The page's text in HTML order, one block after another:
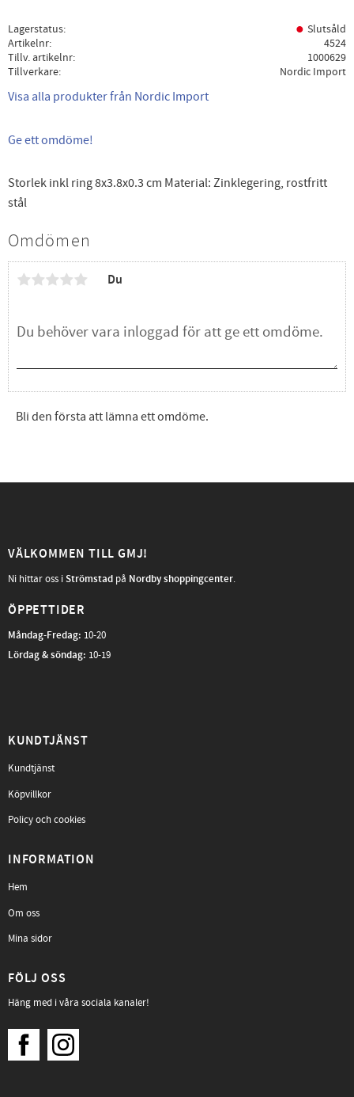
Lagerstatus
Slutsåld
Artikelnr
4524
Tillv. artikelnr
1000629
Tillverkare
Nordic Import
Visa alla produkter från Nordic Import
Ge ett omdöme!
Storlek inkl ring 8x3.8x0.3 cm Material: Zinklegering, rostfritt
stål
Omdömen
Du
Bli den första att lämna ett omdöme.
VÄLKOMMEN TILL GMJ!
Ni hittar oss iStrömstad på Nordby shoppingcenter.
ÖPPETTIDER
Måndag-Fredag: 10-20
Lördag & söndag: 10-19
KUNDTJÄNST
Kundtjänst
Köpvillkor
Policy och cookies
INFORMATION
Hem
Om oss
Mina sidor
FÖLJ OSS
Häng med i våra sociala kanaler!